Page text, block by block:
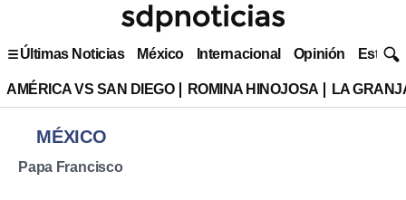
Últimas Noticias México Internacional Opinión Estilo
AMÉRICA VS SAN DIEGO ROMINA HINOJOSA LA
MÉXICO
Papa Francisco